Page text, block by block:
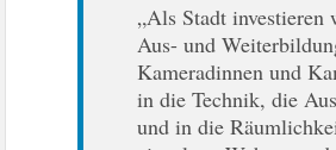
„Als Stadt
Aus- und
Kameradinnen und
in die Technik, die
und in die